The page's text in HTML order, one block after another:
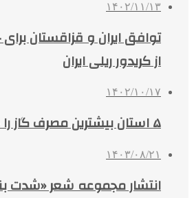
۱۴۰۲/۱۱/۱۳
از کریدور ریلی ایران
۱۴۰۲/۱۰/۱۷
۵ استان بیشترین مصرف گاز را دارند
۱۴۰۳/۰۸/۲۱
انتشار مجموعه شعر «شدت